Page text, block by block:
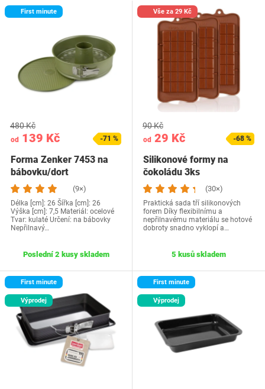
First minute
od 139 Kč
480 Kč
-71 %
Forma Zenker 7453 na
bábovku/dort
(9×)
Délka [cm]: 26 Šířka [cm]: 26
Výška [cm]: 7,5 Materiál: ocelové
Tvar: kulaté Určení: na bábovky
Nepřilnavý…
Poslední 2 kusy skladem
Vše za 29 Kč
od 29 Kč
90 Kč
-68 %
Silikonové formy na
čokoládu 3ks
(30×)
Praktická sada tří silikonových
forem Díky flexibilnímu a
nepřilnavému materiálu se hotové
dobroty snadno vyklopí a…
5 kusů skladem
First minute
Výprodej
First minute
Výprodej